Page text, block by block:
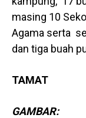
masing 10
Agama serta
dan tiga buah
TAMAT
GAMBAR: